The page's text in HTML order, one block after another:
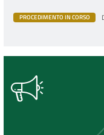
PROCEDIMENTO IN CORSO